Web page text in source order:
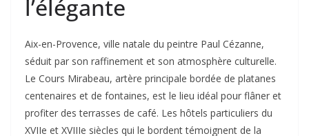
l’élégante
Aix-en-Provence, ville natale du peintre Paul Cézanne,
séduit par son raffinement et son atmosphère culturelle.
Le Cours Mirabeau, artère principale bordée de platanes
centenaires et de fontaines, est le lieu idéal pour flâner et
profiter des terrasses de café. Les hôtels particuliers du
XVIIe et XVIIIe siècles qui le bordent témoignent de la